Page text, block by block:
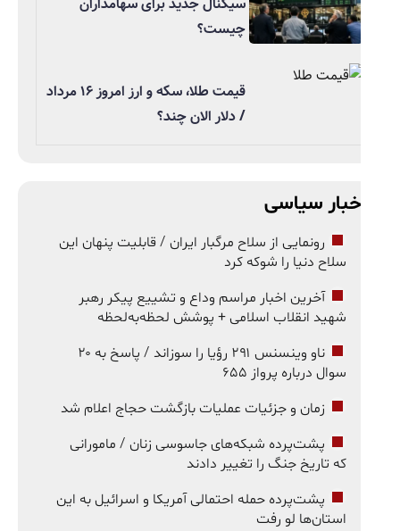
چیست؟
قیمت طلا، سکه و ارز امروز ۱۶ مرداد
/ دلار الان چند؟
سیاسی
رونمایی از سلاح مرگبار ایران / قابلیت پنهان این
سلاح دنیا را شوکه کرد
آخرین اخبار مراسم وداع و تشییع پیکر رهبر
شهید انقلاب اسلامی + پوشش لحظه‌به‌لحظه
ناو وینسنس ۲۹۱ رؤیا را سوزاند / پاسخ به ۲۰
سوال درباره پرواز ۶۵۵
زمان و جزئیات عملیات بازگشت حجاج اعلام شد
پشت‌پرده شبکه‌های جاسوسی زنان / مامورانی
که تاریخ جنگ را تغییر دادند
پشت‌پرده حمله احتمالی آمریکا و اسرائیل به این
استان‌ها لو رفت